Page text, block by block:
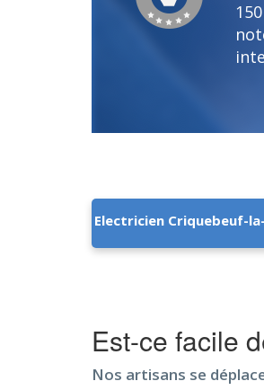
150
Electricien Criquebeuf-
Est-ce facile
Nos artisans se